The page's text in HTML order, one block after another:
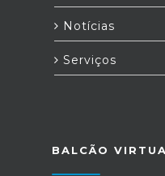
Notícias
Serviços
BALCÃO